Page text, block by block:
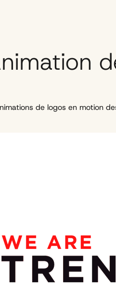
de logos en motion